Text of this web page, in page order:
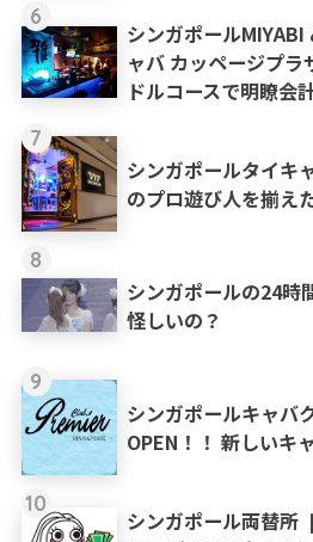
6
シンガポール
ャバ カッページプ
ドルコースで明瞭会
7
シンガポールタイキ
のプロ遊び人を揃え
8
シンガポールの24時
怪しいの？
9
シンガポールキャバ
OPEN！！ 新しいキ
10
シンガポール両替所